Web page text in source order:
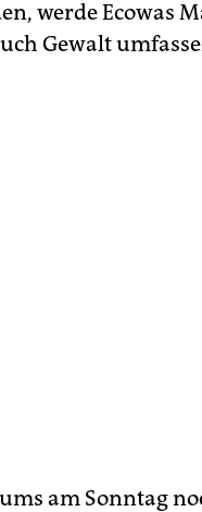
werde Ecowas
Gewalt
am Sonntag